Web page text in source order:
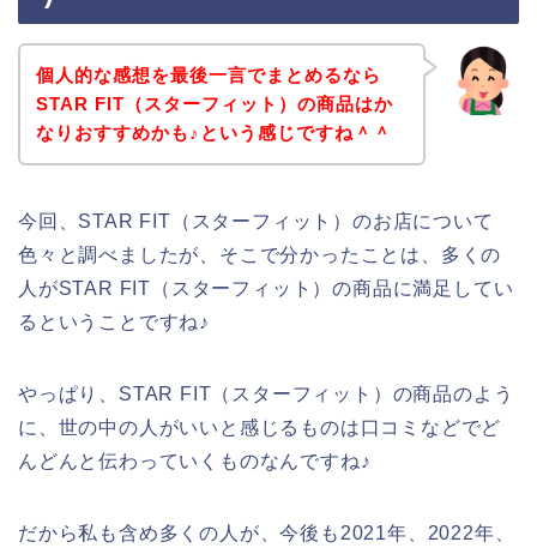
個人的な感想を最後一言でまとめるなら
STAR FIT（スターフィット）の商品はか
なりおすすめかも♪という感じですね＾＾
今回、STAR FIT（スターフィット）のお店について
色々と調べましたが、そこで分かったことは、多くの
人がSTAR FIT（スターフィット）の商品に満足してい
るということですね♪
やっぱり、STAR FIT（スターフィット）の商品のよう
に、世の中の人がいいと感じるものは口コミなどでど
んどんと伝わっていくものなんですね♪
だから私も含め多くの人が、今後も2021年、2022年、